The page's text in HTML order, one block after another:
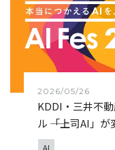
2026/05/26
KDDI・三井不
ル ――「上司AI」
AI